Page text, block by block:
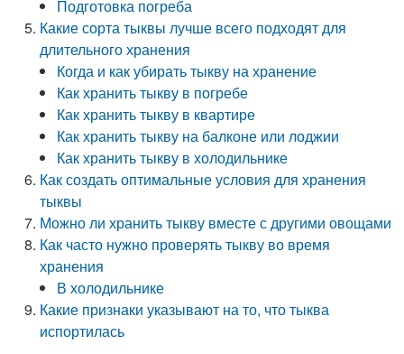
Подготовка погреба
Какие сорта тыквы лучше всего подходят для
длительного хранения
Когда и как убирать тыкву на хранение
Как хранить тыкву в погребе
Как хранить тыкву в квартире
Как хранить тыкву на балконе или лоджии
Как хранить тыкву в холодильнике
Как создать оптимальные условия для хранения
тыквы
Можно ли хранить тыкву вместе с другими овощами
Как часто нужно проверять тыкву во время
хранения
В холодильнике
Какие признаки указывают на то, что тыква
испортилась